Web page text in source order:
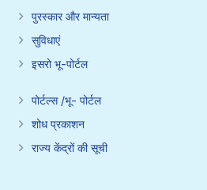
पुरस्कार और मान्यता
सुविधाएं
इसरो भू-पोर्टल
पोर्टल्स /भू- पोर्टल
शोध प्रकाशन
राज्य केंद्रों की सूची